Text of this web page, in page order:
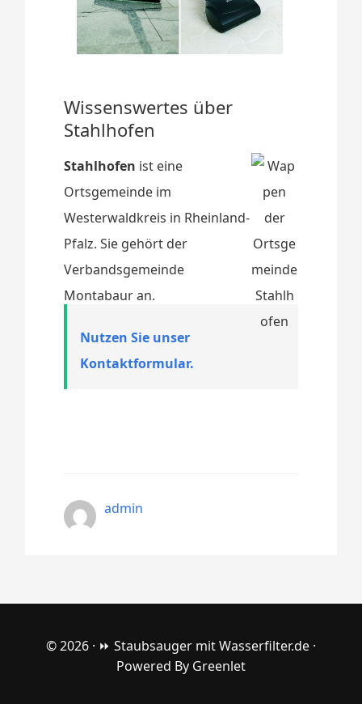
Wissenswertes über
Stahlhofen
Stahlhofen ist eine
Ortsgemeinde im
Westerwaldkreis in Rheinland-
Pfalz. Sie gehört der
Verbandsgemeinde
Montabaur an.
Nutzen Sie unser
Kontaktformular.
admin
© 2026 · ⏩ Staubsauger mit Wasserfilter.de ·
Powered By Greenlet